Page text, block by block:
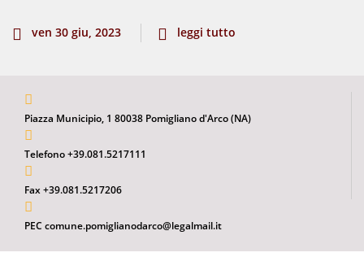
ven 30 giu, 2023 leggi tutto
Piazza Municipio, 1 80038 Pomigliano d'Arco (NA)
Telefono +39.081.5217111
Fax +39.081.5217206
PEC comune.pomiglianodarco@legalmail.it